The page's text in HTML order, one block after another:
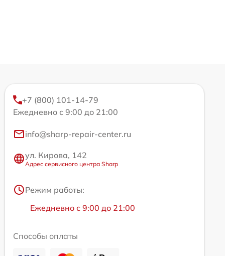
+7 (800) 101-14-79
Ежедневно с 9:00 до 21:00
info@sharp-repair-center.ru
ул. Кирова, 142
Адрес сервисного центра Sharp
Режим работы:
Ежедневно с 9:00 до 21:00
Способы оплаты